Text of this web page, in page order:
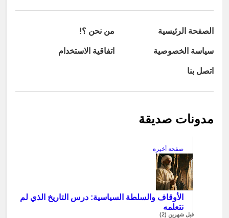
الصفحة الرئيسية من نحن ؟!
سياسة الخصوصية اتفاقية الاستخدام
اتصل بنا
مدونات صديقة
صفحة أخيرة
الأوقاف والسلطة السياسية: درس التاريخ الذي لم
نتعلمه
قبل شهرين (2)